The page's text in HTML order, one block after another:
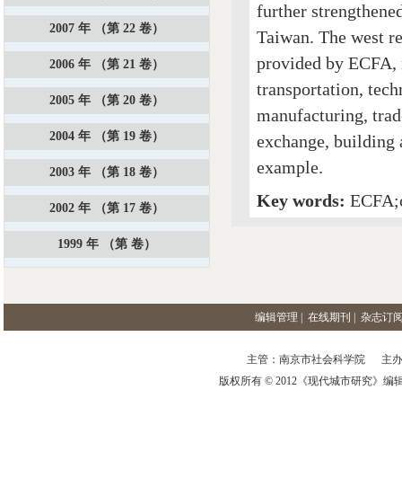
further
Taiwan. The west
provided by
transportation,
manufacturing,
exchange, building
example.
Key words:
2007 年 （第 22 卷）
2006 年 （第 21 卷）
2005 年 （第 20 卷）
2004 年 （第 19 卷）
2003 年 （第 18 卷）
2002 年 （第 17 卷）
1999 年 （第 卷）
编辑管理 在线期刊 杂志订
主管：南京市社会科学院 主
版权所有 © 2012《现代城市研究》编